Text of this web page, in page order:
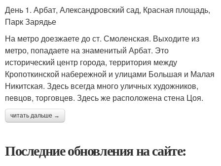
День 1. Арбат, Александровский сад, Красная площадь,
Парк Зарядье
На метро доезжаете до ст. Смоленская. Выходите из
метро, попадаете на знаменитый Арбат. Это
исторический центр города, территория между
Кропоткинской набережной и улицами Большая и Малая
Никитская. Здесь всегда много уличных художников,
певцов, торговцев. Здесь же расположена стена Цоя.
читать дальше →
Последние обновления на сайте: